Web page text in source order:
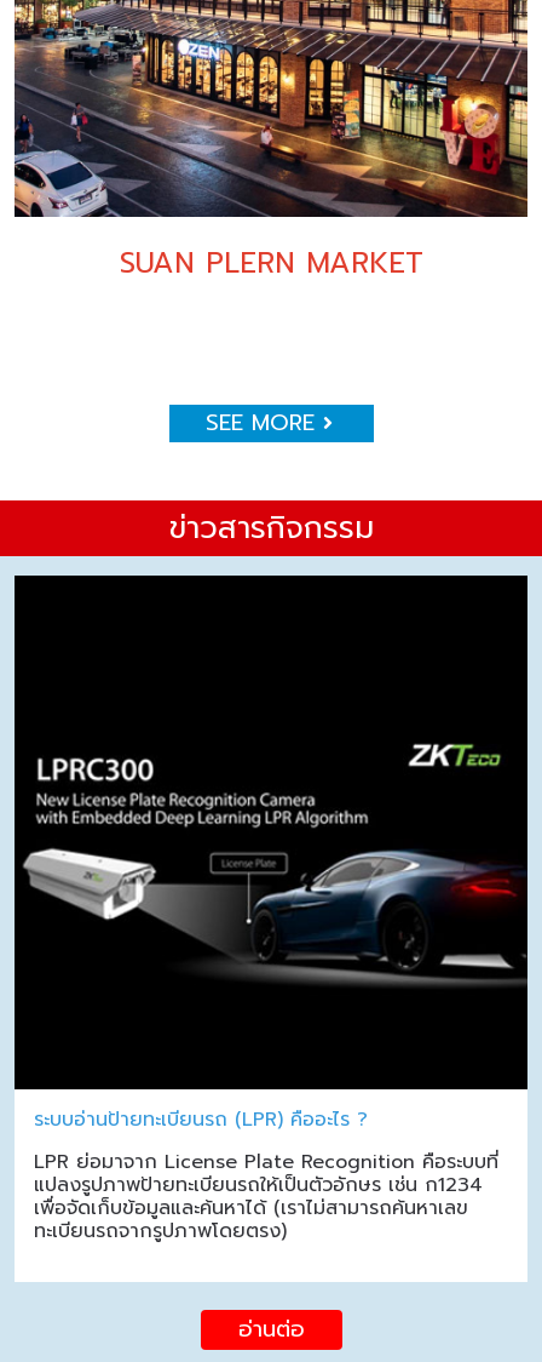
SUAN PLERN MARKET
SEE MORE
ข่าวสารกิจกรรม
ระบบอ่านป้ายทะเบียนรถ (LPR) คืออะไร ?
LPR ย่อมาจาก License Plate Recognition คือระบบที่
แปลงรูปภาพป้ายทะเบียนรถให้เป็นตัวอักษร เช่น ก1234
เพื่อจัดเก็บข้อมูลและค้นหาได้ (เราไม่สามารถค้นหาเลข
ทะเบียนรถจากรูปภาพโดยตรง)
อ่านต่อ